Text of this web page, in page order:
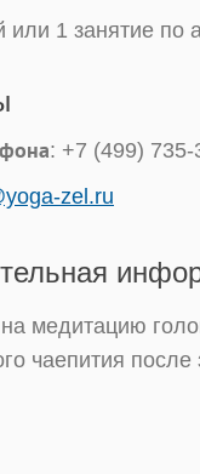
или 1 занятие по
: +7 (499)
zel.ru
медитацию
чаепития